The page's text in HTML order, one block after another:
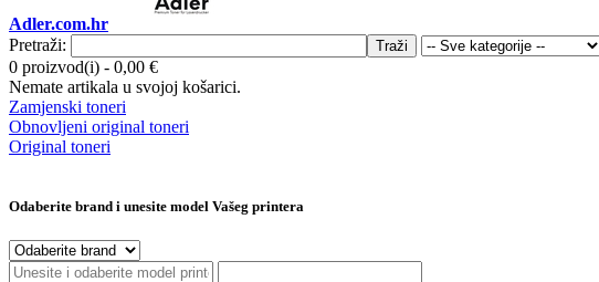
Adler.com.hr
Pretraži:
Traži
0 proizvod(i) - 0,00 €
Nemate artikala u svojoj košarici.
Zamjenski toneri
Obnovljeni original toneri
Original toneri
Odaberite brand i unesite model Vašeg printera